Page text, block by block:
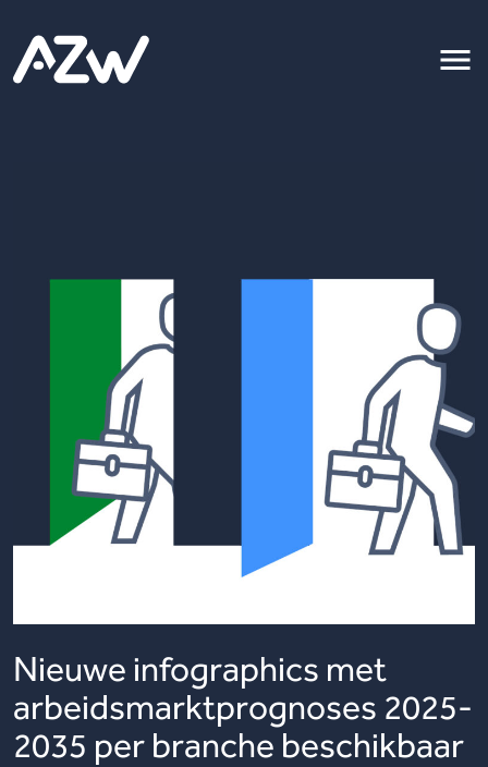
Nieuwe infographics met
arbeidsmarktprognoses 2025-
2035 per branche beschikbaar